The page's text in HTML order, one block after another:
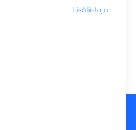
Lisätietoja